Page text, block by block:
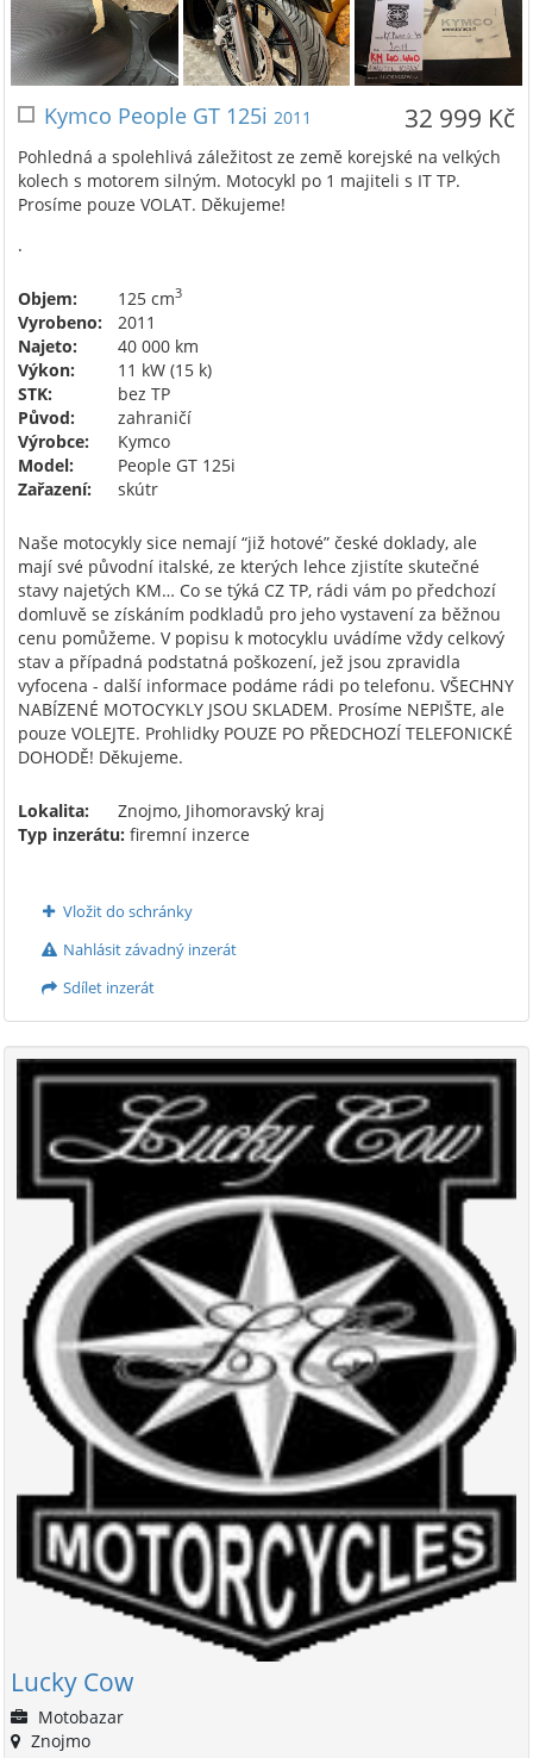
32 999 Kč
Kymco People GT 125i 2011
Pohledná a spolehlivá záležitost ze země korejské na velkých
kolech s motorem silným. Motocykl po 1 majiteli s IT TP.
Prosíme pouze VOLAT. Děkujeme!
.
Objem: 125 cm3
Vyrobeno:
2011
Najeto:
40 000 km
Výkon:
11 kW (15 k)
STK:
bez TP
Původ:
zahraničí
Výrobce:
Kymco
Model:
People GT 125i
Zařazení:
skútr
Naše motocykly sice nemají “již hotové” české doklady, ale
mají své původní italské, ze kterých lehce zjistíte skutečné
stavy najetých KM… Co se týká CZ TP, rádi vám po předchozí
domluvě se získáním podkladů pro jeho vystavení za běžnou
cenu pomůžeme. V popisu k motocyklu uvádíme vždy celkový
stav a případná podstatná poškození, jež jsou zpravidla
vyfocena - další informace podáme rádi po telefonu. VŠECHNY
NABÍZENÉ MOTOCYKLY JSOU SKLADEM. Prosíme NEPIŠTE, ale
pouze VOLEJTE. Prohlidky POUZE PO PŘEDCHOZÍ TELEFONICKÉ
DOHODĚ! Děkujeme.
Lokalita:
Znojmo, Jihomoravský kraj
Typ inzerátu: firemní inzerce
Vložit do schránky
Nahlásit závadný inzerát
Sdílet inzerát
Lucky Cow
Motobazar
Znojmo